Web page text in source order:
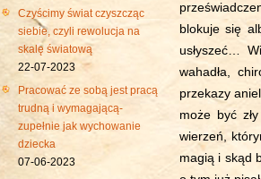
Czyścimy świat czyszcząc
siebie, czyli rewolucja na
skalę światową
22-07-2023
Pracować ze sobą jest pracą
trudną i wymagającą-
zupełnie jak wychowanie
dziecka
07-06-2023
blokuje się
usłyszeć…
wahadła,
przekazy
może być
wierzeń,
magią i skąd